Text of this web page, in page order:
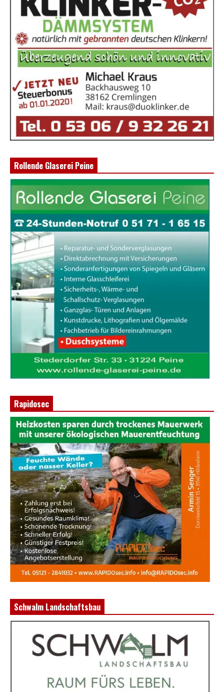
Rollende Glaserei Peine
Rapidosec
Schwalm Landschaftsbau